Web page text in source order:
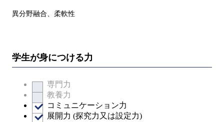
異分野融合、柔軟性
学生が身につける力
専門力
教養力
コミュニケーション力
展開力 (探究力又は設定力)